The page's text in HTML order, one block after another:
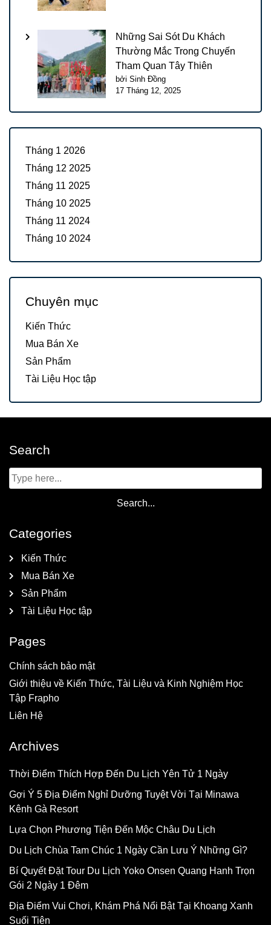
Những Sai Sót Du Khách
Thường Mắc Trong Chuyến
Tham Quan Tây Thiên
bởi Sinh Đồng
17 Tháng 12, 2025
Tháng 1 2026
Tháng 12 2025
Tháng 11 2025
Tháng 10 2025
Tháng 11 2024
Tháng 10 2024
Chuyên mục
Kiến Thức
Mua Bán Xe
Sản Phẩm
Tài Liệu Học tập
Search
Categories
Kiến Thức
Mua Bán Xe
Sản Phẩm
Tài Liệu Học tập
Pages
Chính sách bảo mật
Giới thiệu về Kiến Thức, Tài Liệu và Kinh Nghiệm Học
Tập Frapho
Liên Hệ
Archives
Thời Điểm Thích Hợp Đến Du Lịch Yên Tử 1 Ngày
Gợi Ý 5 Địa Điểm Nghỉ Dưỡng Tuyệt Vời Tại Minawa
Kênh Gà Resort
Lựa Chọn Phương Tiện Đến Mộc Châu Du Lịch
Du Lịch Chùa Tam Chúc 1 Ngày Cần Lưu Ý Những Gì?
Bí Quyết Đặt Tour Du Lịch Yoko Onsen Quang Hanh Trọn
Gói 2 Ngày 1 Đêm
Địa Điểm Vui Chơi, Khám Phá Nổi Bật Tại Khoang Xanh
Suối Tiên